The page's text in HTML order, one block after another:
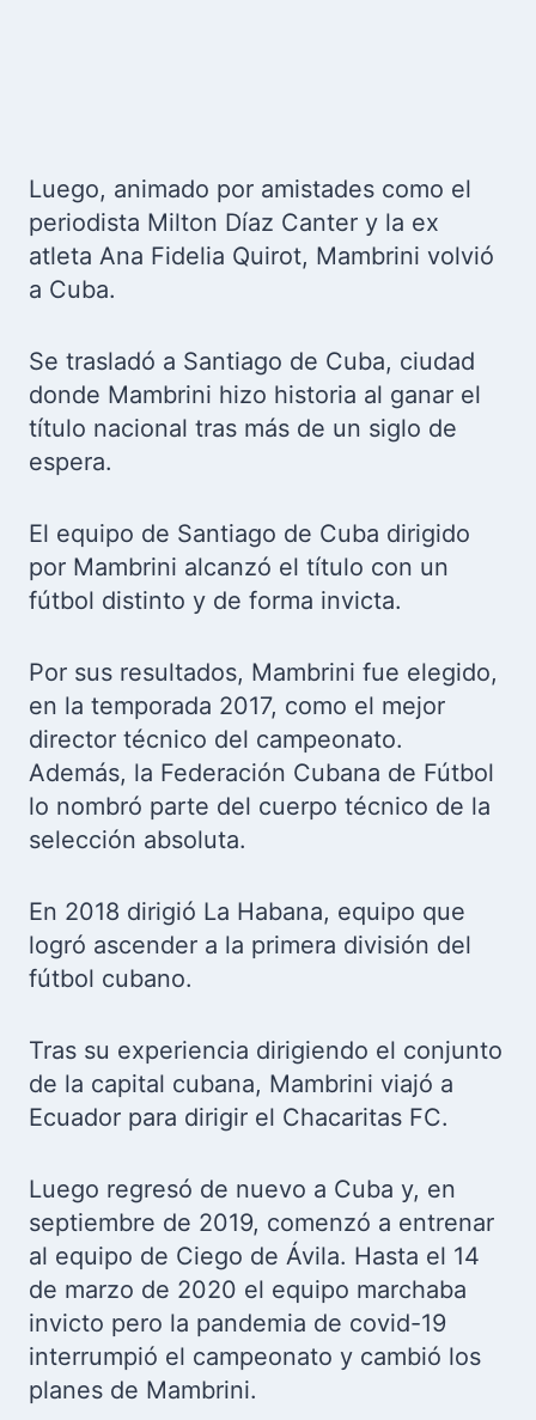
Luego, animado por amistades como el
periodista Milton Díaz Canter y la ex
atleta Ana Fidelia Quirot, Mambrini volvió
a Cuba.
Se trasladó a Santiago de Cuba, ciudad
donde Mambrini hizo historia al ganar el
título nacional tras más de un siglo de
espera.
El equipo de Santiago de Cuba dirigido
por Mambrini alcanzó el título con un
fútbol distinto y de forma invicta.
Por sus resultados, Mambrini fue elegido,
en la temporada 2017, como el mejor
director técnico del campeonato.
Además, la Federación Cubana de Fútbol
lo nombró parte del cuerpo técnico de la
selección absoluta.
En 2018 dirigió La Habana, equipo que
logró ascender a la primera división del
fútbol cubano.
Tras su experiencia dirigiendo el conjunto
de la capital cubana, Mambrini viajó a
Ecuador para dirigir el Chacaritas FC.
Luego regresó de nuevo a Cuba y, en
septiembre de 2019, comenzó a entrenar
al equipo de Ciego de Ávila. Hasta el 14
de marzo de 2020 el equipo marchaba
invicto pero la pandemia de covid-19
interrumpió el campeonato y cambió los
planes de Mambrini.